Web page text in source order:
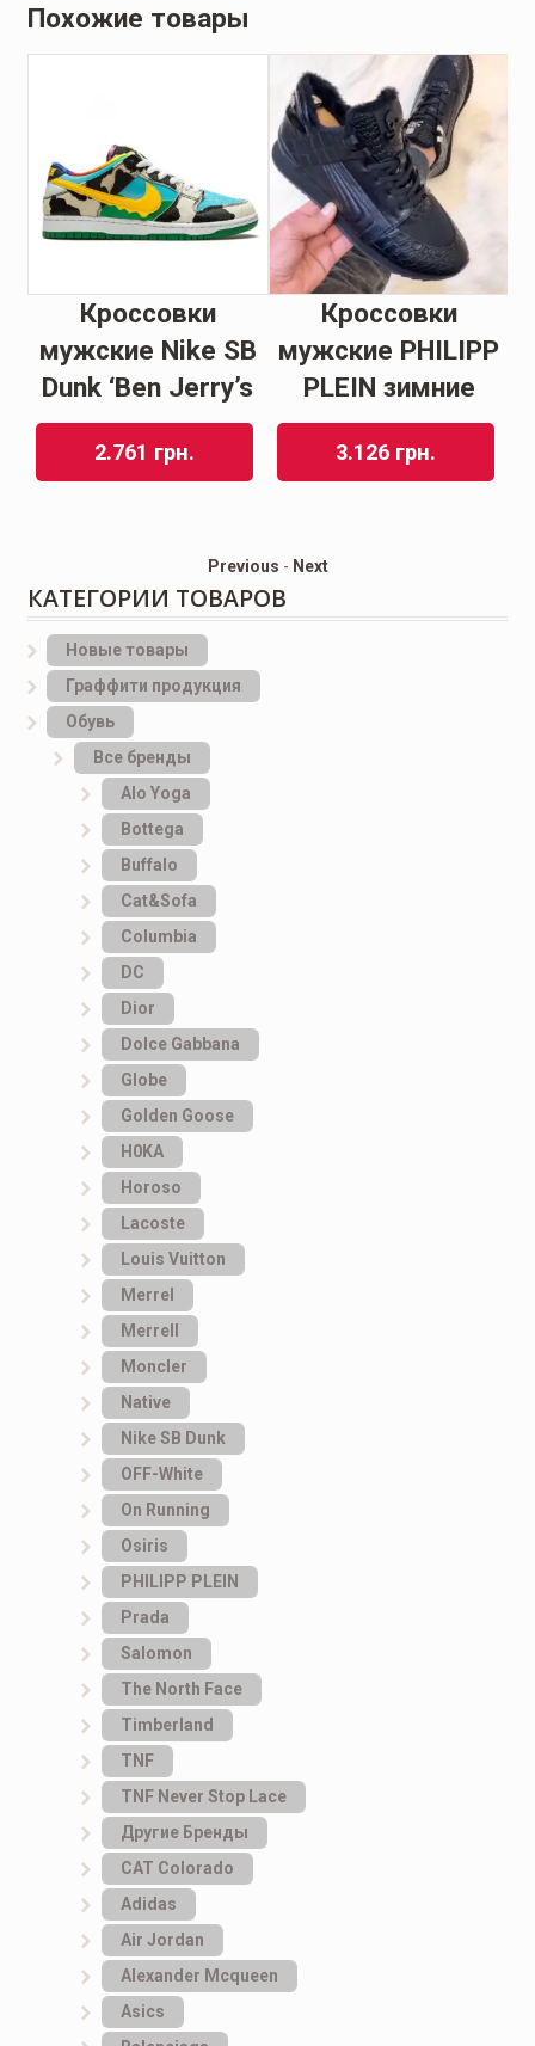
Похожие товары
Кроссовки
мужские Nike SB
Dunk ‘Ben Jerry’s
2.761 грн.
Кроссовки
мужские PHILIPP
PLEIN зимние
3.126 грн.
Previous - Next
КАТЕГОРИИ ТОВАРОВ
Новые товары
Граффити продукция
Обувь
Все бренды
Alo Yoga
Bottеga
Buffalo
Cat&Sofa
Columbia
DC
Dior
Dolce Gabbana
Globe
Golden Goose
H0KA
Horoso
Lacoste
Louis Vuitton
Merrel
Merrell
Moncler
Native
Nike SB Dunk
OFF-White
On Running
Osiris
PHILIPP PLEIN
Prada
Salomon
The North Face
Timberland
TNF
TNF Never Stop Lace
Другие Бренды
САТ Colorado
Adidas
Air Jordan
Alexander Mcqueen
Asics